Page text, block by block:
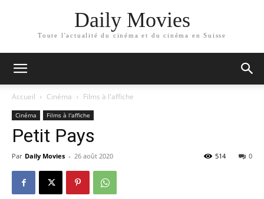
Daily Movies
Toute l'actualité du cinéma et du cinéma en Suisse
Accueil Cinéma Films à l'affiche
Cinéma Films à l'affiche
Petit Pays
Par Daily Movies - 26 août 2020 0
514